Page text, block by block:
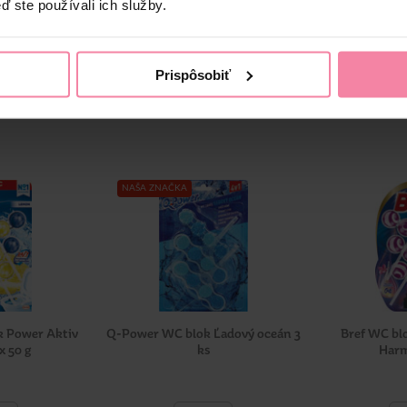
ste používali ich služby.
Prispôsobiť
Power Aktiv
50 g
NAŠA ZNAČKA
Q-Power WC blok Ľadový oceán 3
ks
Bref WC